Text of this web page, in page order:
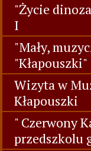
"Życie
I
"Mały,
"Kłapouszki"
Wizyta w
Kłapouszki
" Czerwony
przedszkolu